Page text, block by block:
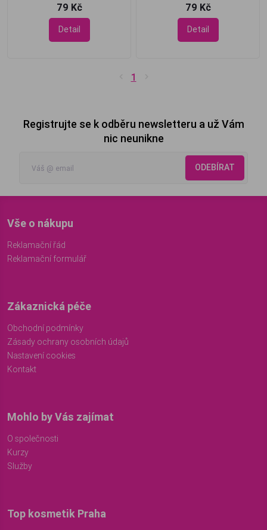
79 Kč
Detail
79 Kč
Detail
1
Registrujte se k odběru newsletteru a už Vám
nic neunikne
ODEBÍRAT
Vše o nákupu
Reklamační řád
Reklamační formulář
Zákaznická péče
Obchodní podmínky
Zásady ochrany osobních údajů
Nastavení cookies
Kontakt
Mohlo by Vás zajímat
O společnosti
Kurzy
Služby
Top kosmetik Praha